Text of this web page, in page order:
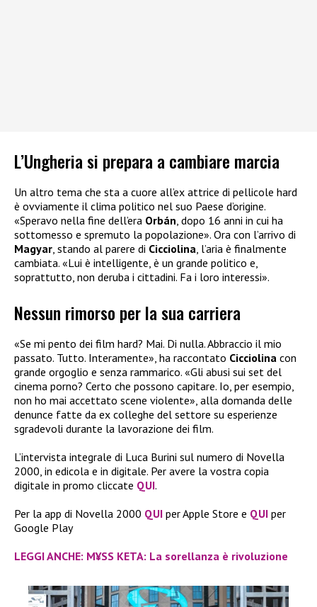
L’Ungheria si prepara a cambiare marcia
Un altro tema che sta a cuore all’ex attrice di pellicole hard
è ovviamente il clima politico nel suo Paese d’origine.
«Speravo nella fine dell’era Orbán , dopo 16 anni in cui ha
sottomesso e spremuto la popolazione». Ora con l’arrivo di
Magyar , stando al parere di Cicciolina , l’aria è finalmente
cambiata. «Lui è intelligente, è un grande politico e,
soprattutto, non deruba i cittadini. Fa i loro interessi».
Nessun rimorso per la sua carriera
«Se mi pento dei film hard? Mai. Di nulla. Abbraccio il mio
passato. Tutto. Interamente», ha raccontato Cicciolina con
grande orgoglio e senza rammarico. «Gli abusi sui set del
cinema porno? Certo che possono capitare. Io, per esempio,
non ho mai accettato scene violente», alla domanda delle
denunce fatte da ex colleghe del settore su esperienze
sgradevoli durante la lavorazione dei film.
L’intervista integrale di Luca Burini sul numero di Novella
2000, in edicola e in digitale. Per avere la vostra copia
digitale in promo cliccate QUI.
Per la app di Novella 2000 QUI per Apple Store e QUI per
Google Play
LEGGI ANCHE: M¥SS KETA: La sorellanza è rivoluzione